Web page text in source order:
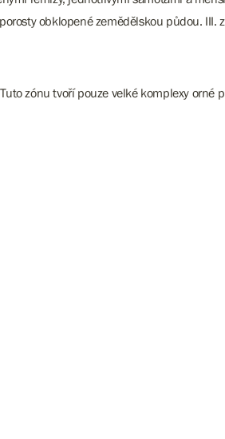
obklopené zemědělskou půdou. III.
zónu tvoří pouze velké komplexy orné